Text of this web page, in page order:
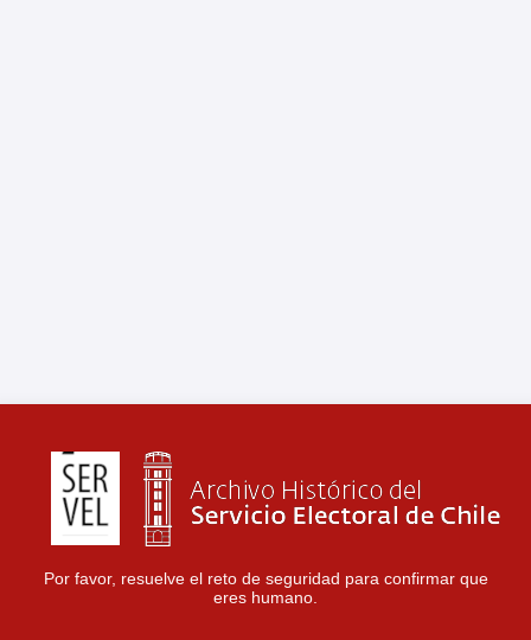
Por favor, resuelve el reto de seguridad para confirmar que
eres humano.